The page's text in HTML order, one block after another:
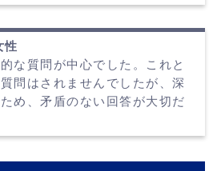
性
な質問が中心でした。これと
問はされませんでしたが、深
め、矛盾のない回答が大切だ